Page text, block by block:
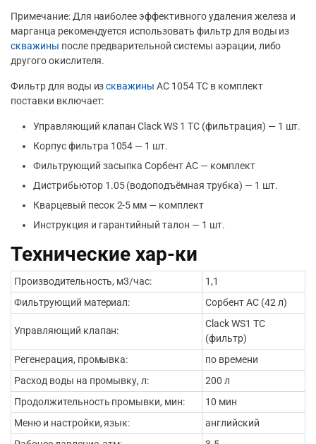
Примечание: Для наиболее эффективного удаления железа и
марганца рекомендуется использовать фильтр для воды из
скважины после предварительной системы аэрации, либо
другого окислителя.
Фильтр для воды изскважины АС 1054 ТС в комплект
поставки включает:
Управляющий клапан Clack WS 1 TC (фильтрация) — 1 шт.
Корпус фильтра 1054 — 1 шт.
Фильтрующий засыпка Сорбент АС — комплект
Дистрибьютор 1.05 (водоподъёмная трубка) — 1 шт.
Кварцевый песок 2-5 мм — комплект
Инструкция и гарантийный талон — 1 шт.
Технические хар-ки
Производительность, м3/час:
1,1
Фильтрующий материал:
Сорбент АС (42 л)
Управляющий клапан:
Clack WS1 TC
(фильтр)
Регенерация, промывка:
по времени
Расход воды на промывку, л:
200 л
Продолжительность промывки, мин:
10 мин
Меню и настройки, язык:
английский